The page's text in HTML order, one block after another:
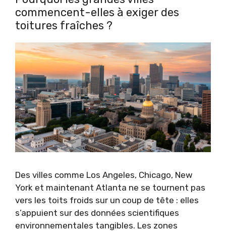
commencent-elles à exiger des
toitures fraîches ?
Des villes comme Los Angeles, Chicago, New
York et maintenant Atlanta ne se tournent pas
vers les toits froids sur un coup de tête : elles
s’appuient sur des données scientifiques
environnementales tangibles. Les zones